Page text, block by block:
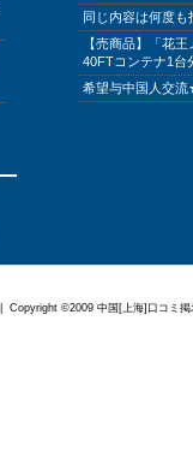
同じ内容は何度
【売商品】「花
40FTコンテナ1台
希望与中国人交
| Copyright ©2009 中国[上海]口コミ掲